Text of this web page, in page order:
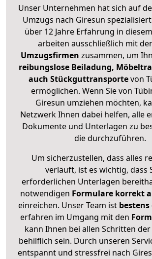
Unser Unternehmen hat sich auf
Umzugs nach Giresun
über 12 Jahre Erfahrung in
arbeiten ausschließlich mit
Umzugsfirmen zusammen, um
reibungslose Beiladung,
auch Stückguttransportevon
ermöglichen. Wenn Sie von
Giresun umziehen möchten,
Netzwerk Ihnen dabei helfen, alle
Dokumente und Unterlagen zu
die durchzuführen.
Um sicherzustellen, dass alles
verläuft, ist es wichtig, dass
erforderlichen Unterlagen
notwendigen Formulare korrekt
einreichen. Unser Team ist
erfahren im Umgang mit den
kann Ihnen bei allen Schritten
behilflich sein. Durch unseren
entspannt und stressfrei nach